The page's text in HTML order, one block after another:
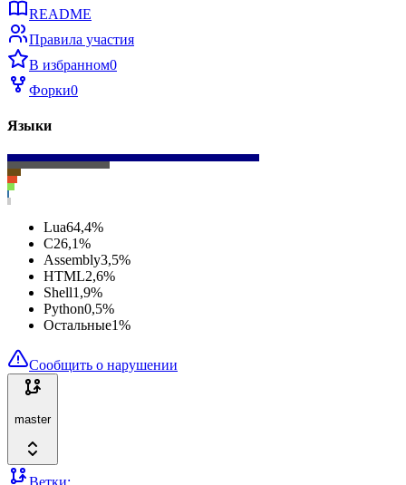
README
Правила участия
В избранном0
Форки0
Языки
Lua64,4%
C26,1%
Assembly3,5%
HTML2,6%
Shell1,9%
Python0,5%
Остальные1%
Сообщить о нарушении
master